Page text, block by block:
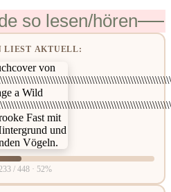
so lesen/hören
LIEST AKTUELL:
/ 448 · 52%